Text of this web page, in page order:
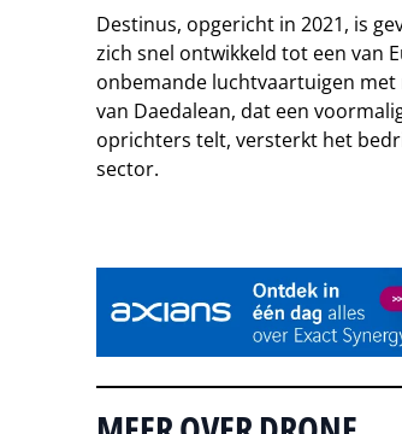
Destinus, opgericht in 2021, is
zich snel ontwikkeld tot een van
onbemande luchtvaartuigen
van Daedalean, dat een
oprichters telt, versterkt het
sector.